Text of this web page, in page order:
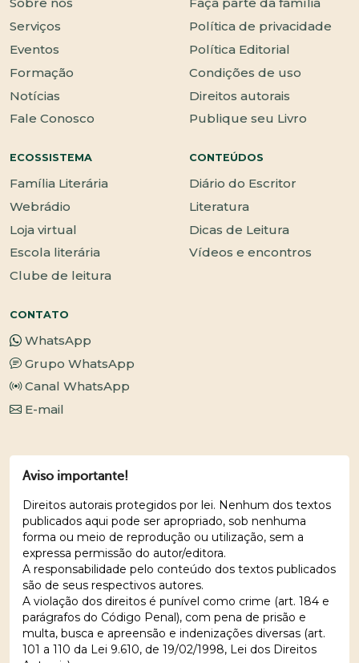
Sobre nós
Serviços
Eventos
Formação
Notícias
Fale Conosco
Faça parte da família
Política de privacidade
Política Editorial
Condições de uso
Direitos autorais
Publique seu Livro
ECOSSISTEMA
Família Literária
Webrádio
Loja virtual
Escola literária
Clube de leitura
CONTEÚDOS
Diário do Escritor
Literatura
Dicas de Leitura
Vídeos e encontros
CONTATO
WhatsApp
Grupo WhatsApp
Canal WhatsApp
E-mail
Aviso importante!
Direitos autorais protegidos por lei. Nenhum dos textos
publicados aqui pode ser apropriado, sob nenhuma
forma ou meio de reprodução ou utilização, sem a
expressa permissão do autor/editora.
A responsabilidade pelo conteúdo dos textos publicados
são de seus respectivos autores.
A violação dos direitos é punível como crime (art. 184 e
parágrafos do Código Penal), com pena de prisão e
multa, busca e apreensão e indenizações diversas (art.
101 a 110 da Lei 9.610, de 19/02/1998, Lei dos Direitos